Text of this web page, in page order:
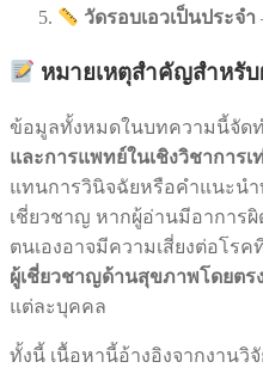
วัดรอบเอวเป็นประจำ
หมายเหตุสำคัญสำหรั
ข้อมูลทั้งหมดในบทความนี้จัด
และการแพทย์ในเชิงวิชาการเ
แทนการวินิจฉัยหรือคำแนะน
เชี่ยวชาญ หากผู้อ่านมีอาการ
ตนเองอาจมีความเสี่ยงต่อโรค
ผู้เชี่ยวชาญด้านสุขภาพโดยตร
แต่ละบุคคล
ทั้งนี้ เนื้อหานี้อ้างอิงจากงานวิ